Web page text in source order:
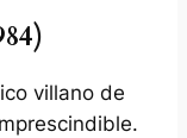
villano de